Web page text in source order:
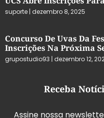
suporte dezembro 8, 2025
Concurso De Uvas Da
Inscrições Na Próxima
grupostudio93 dezembro 12,
Receba
Assine nossa